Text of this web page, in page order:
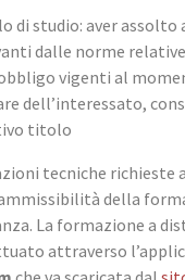
di studio: aver assolto
dalle norme
vigenti al
dell’interessato,
titolo
tecniche richieste
della
La formazione a
attraverso